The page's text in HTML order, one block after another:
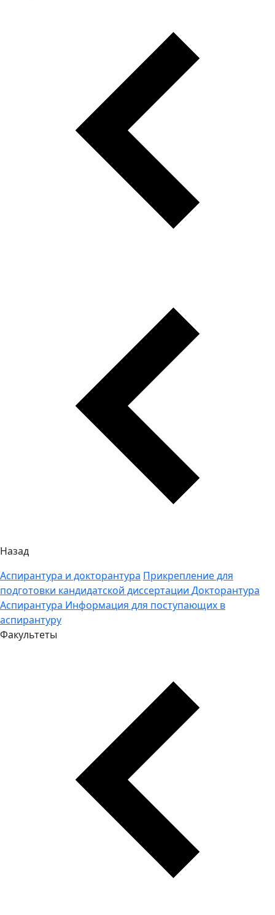
Назад
Аспирантура и докторантура Прикрепление для
подготовки кандидатской диссертации Докторантура
Аспирантура Информация для поступающих в
аспирантуру
Факультеты